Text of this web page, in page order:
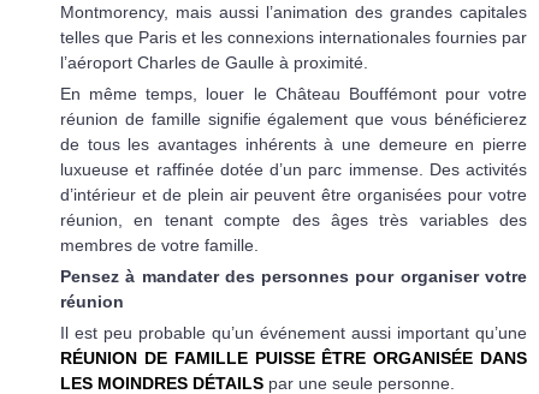
Montmorency, mais aussi l’animation des grandes capitales
telles que Paris et les connexions internationales fournies par
l’aéroport Charles de Gaulle à proximité.
En même temps, louer le Château Bouffémont pour votre
réunion de famille signifie également que vous bénéficierez
de tous les avantages inhérents à une demeure en pierre
luxueuse et raffinée dotée d’un parc immense. Des activités
d’intérieur et de plein air peuvent être organisées pour votre
réunion, en tenant compte des âges très variables des
membres de votre famille.
Pensez à mandater des personnes pour organiser votre
réunion
Il est peu probable qu’un événement aussi important qu’une
RÉUNION DE FAMILLE PUISSE ÊTRE ORGANISÉE DANS
LES MOINDRES DÉTAILS par une seule personne.